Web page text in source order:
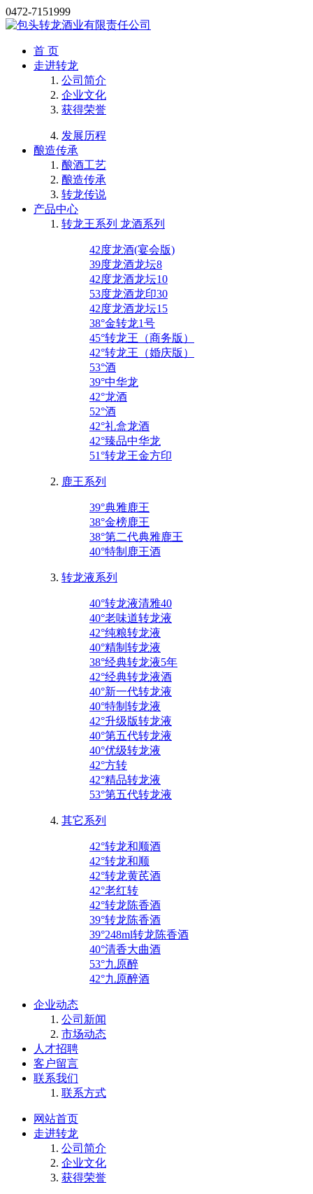
0472-7151999
首 页
走进转龙
公司简介
企业文化
获得荣誉
发展历程
酿造传承
酿酒工艺
酿造传承
转龙传说
产品中心
转龙王系列 龙酒系列
42度龙酒(宴会版)
39度龙酒龙坛8
42度龙酒龙坛10
53度龙酒龙印30
42度龙酒龙坛15
38°金转龙1号
45°转龙王（商务版）
42°转龙王（婚庆版）
53°酒
39°中华龙
42°龙酒
52°酒
42°礼盒龙酒
42°臻品中华龙
51°转龙王金方印
鹿王系列
39°典雅鹿王
38°金榜鹿王
38°第二代典雅鹿王
40°特制鹿王酒
转龙液系列
40°转龙液清雅40
40°老味道转龙液
42°纯粮转龙液
40°精制转龙液
38°经典转龙液5年
42°经典转龙液酒
40°新一代转龙液
40°特制转龙液
42°升级版转龙液
40°第五代转龙液
40°优级转龙液
42°方转
42°精品转龙液
53°第五代转龙液
其它系列
42°转龙和顺酒
42°转龙和顺
42°转龙黄芪酒
42°老红转
42°转龙陈香酒
39°转龙陈香酒
39°248ml转龙陈香酒
40°清香大曲酒
53°九原醉
42°九原醉酒
企业动态
公司新闻
市场动态
人才招聘
客户留言
联系我们
联系方式
网站首页
走进转龙
公司简介
企业文化
获得荣誉